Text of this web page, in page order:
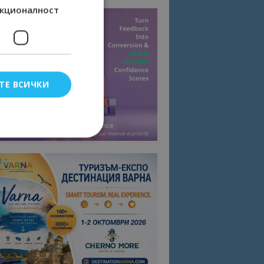
ВСИЧКИ
влизане и
съгласието
на сайта.